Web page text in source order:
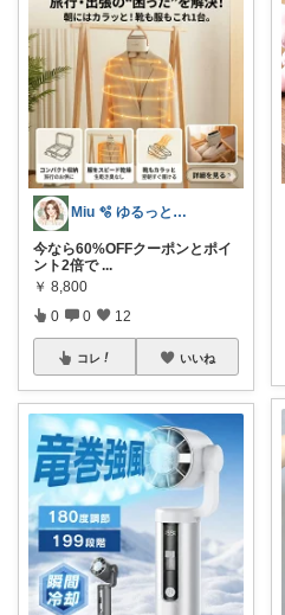
Miu 🫧 ゆるっと自分磨き。
今なら60%OFFクーポンとポイ
ント2倍で ...
￥ 8,800
0 0 12
コレ いいね